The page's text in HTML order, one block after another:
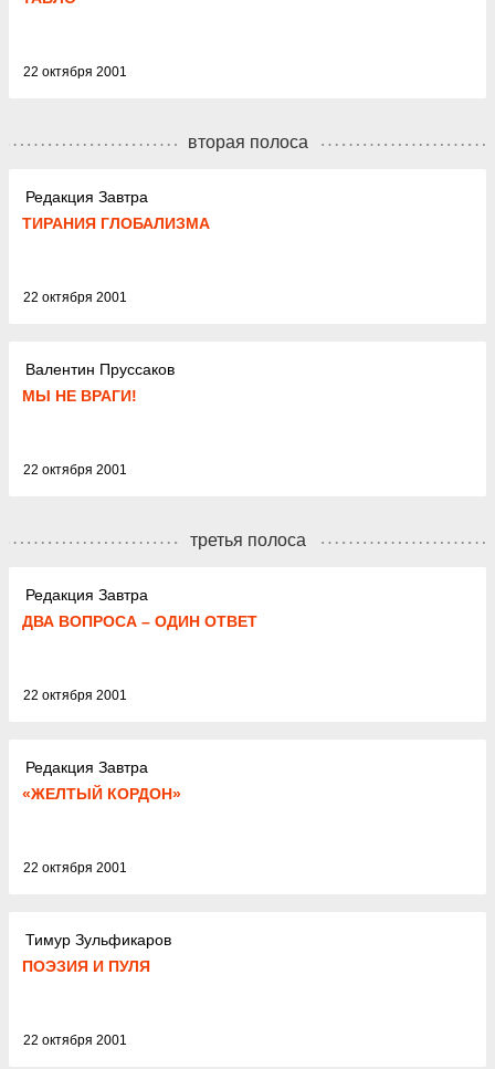
22 октября 2001
вторая полоса
Редакция Завтра
ТИРАНИЯ ГЛОБАЛИЗМА
22 октября 2001
Валентин Пруссаков
МЫ НЕ ВРАГИ!
22 октября 2001
третья полоса
Редакция Завтра
ДВА ВОПРОСА – ОДИН ОТВЕТ
22 октября 2001
Редакция Завтра
«ЖЕЛТЫЙ КОРДОН»
22 октября 2001
Тимур Зульфикаров
ПОЭЗИЯ И ПУЛЯ
22 октября 2001